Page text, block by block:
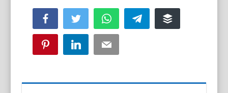
Facebook Twitter WhatsApp Telegram Buffer
Pinterest LinkedIn Email